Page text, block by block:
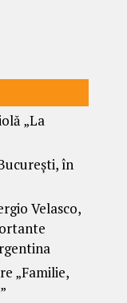
„La
în
Velasco,
„Familie,